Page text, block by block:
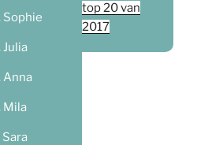
Sophie
Julia
Anna
Mila
Sara
top 20 van
2017